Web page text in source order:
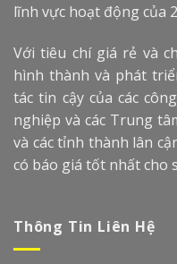
lĩnh vực hoạt động của
Với tiêu chí giá rẻ và
hình thành và phát
tác tin cậy của các
nghiệp và các Trung
và các tỉnh thành lân
có báo giá tốt nhất cho
Thông Tin Liên Hệ